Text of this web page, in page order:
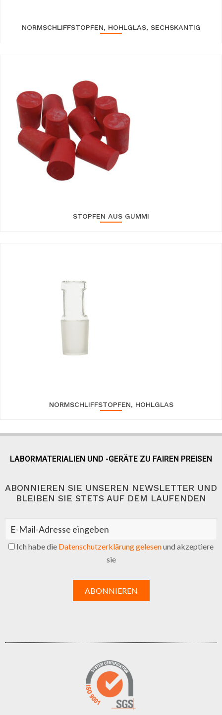
NORMSCHLIFFSTOPFEN, HOHLGLAS, SECHSKANTIG
STOPFEN AUS GUMMI
NORMSCHLIFFSTOPFEN, HOHLGLAS
LABORMATERIALIEN UND -GERÄTE ZU FAIREN PREISEN
ABONNIEREN SIE UNSEREN NEWSLETTER UND
BLEIBEN SIE STETS AUF DEM LAUFENDEN
Ich habe die Datenschutzerklärung gelesenund akzeptiere
sie